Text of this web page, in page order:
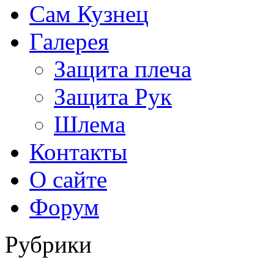
Сам Кузнец
Галерея
Защита плеча
Защита Рук
Шлема
Контакты
О сайте
Форум
Рубрики